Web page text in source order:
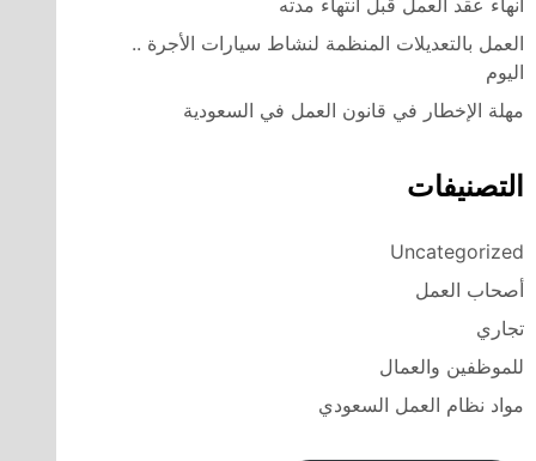
العمل بالتعديلات المنظمة لنشاط سيارات الأجرة ..
اليوم
مهلة الإخطار في قانون العمل في السعودية
التصنيفات
Uncategorized
أصحاب العمل
تجاري
للموظفين والعمال
مواد نظام العمل السعودي